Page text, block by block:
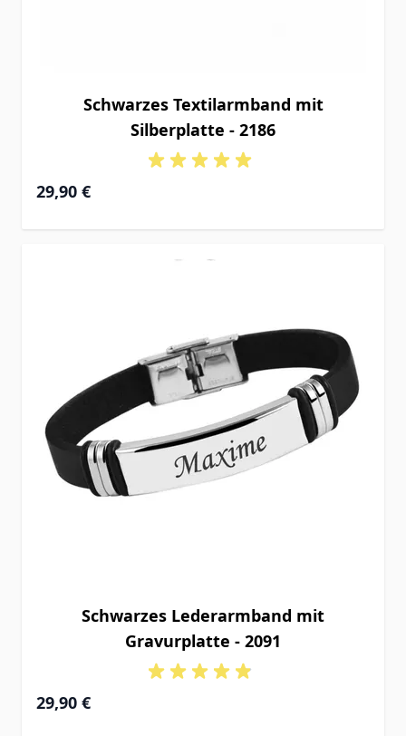
Schwarzes Textilarmband mit
Silberplatte - 2186
29,90 €
Schwarzes Lederarmband mit
Gravurplatte - 2091
29,90 €